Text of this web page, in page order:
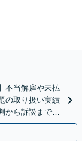
不当解雇や未払
の取り扱い実績
から訴訟まで、